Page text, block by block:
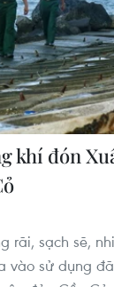
khí đón
rãi, sạch sẽ,
vào sử dụng